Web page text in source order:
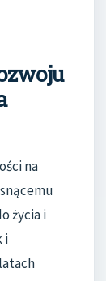
na
życia i
i